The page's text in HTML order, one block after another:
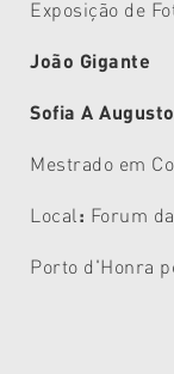
Exposição de
João Gigante
Sofia A Augusto
Mestrado em
Local: Forum
Porto d'Honra